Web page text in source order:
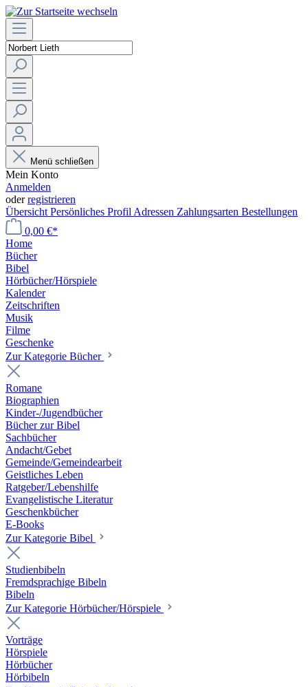
Menü schließen
Mein Konto
Anmelden
oderregistrieren
Übersicht Persönliches Profil Adressen Zahlungsarten Bestellungen
0,00 €*
Home
Bücher
Bibel
Hörbücher/Hörspiele
Kalender
Zeitschriften
Musik
Filme
Geschenke
Zur Kategorie Bücher
Romane
Biographien
Kinder-/Jugendbücher
Bücher zur Bibel
Sachbücher
Andacht/Gebet
Gemeinde/Gemeindearbeit
Geistliches Leben
Ratgeber/Lebenshilfe
Evangelistische Literatur
Geschenkbücher
E-Books
Zur Kategorie Bibel
Studienbibeln
Fremdsprachige Bibeln
Bibeln
Zur Kategorie Hörbücher/Hörspiele
Vorträge
Hörspiele
Hörbücher
Hörbibeln